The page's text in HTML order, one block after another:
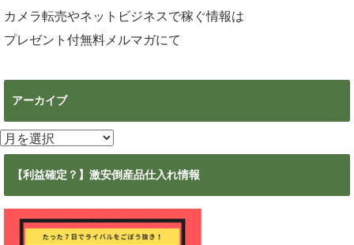
カメラ転売やネットビジネスで稼ぐ情報は
プレゼント付無料メルマガにて
アーカイブ
ア
ー
【利益確定？】激安倒産品仕入れ情報